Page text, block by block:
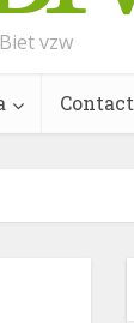
vzw
Contact